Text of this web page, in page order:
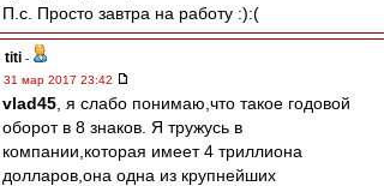
П.с. Просто завтра на работу :):(
titi -
31 мар 2017 23:42
vlad45 , я слабо понимаю,что такое годовой
оборот в 8 знаков. Я тружусь в
компании,которая имеет 4 триллиона
долларов,она одна из крупнейших